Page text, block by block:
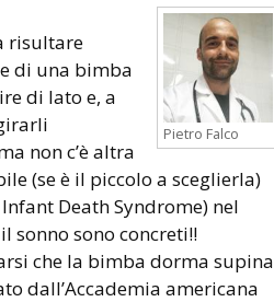
Pietro Falco
risultare
di una bimba
di lato e, a
non c’è altra
(se è il piccolo a sceglierla)
Death Syndrome) nel
sonno sono concreti!!
che la bimba dorma supina
dall’Accademia americana